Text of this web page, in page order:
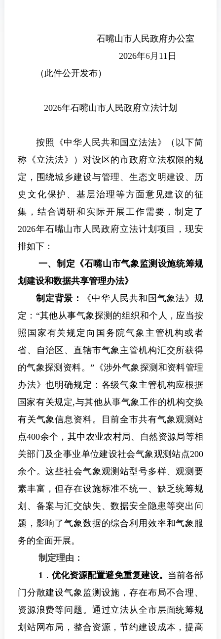
石嘴山市人民政府办公室
2026年6月 11日
（此件公开发布）
2026年石嘴山市人民政府立法计划
按照《中华人民共和国立法法》（以下简
称《立法法》）对设区的市政府立法权限的规
定，围绕城乡建设与管理、生态文明建设、历
史文化保护、基层治理等方面意见建议的征
集，结合调研和实际开展工作需要，制定了
2026年石嘴山市人民政府立法计划项目，现安
排如下：
一、制定《石嘴山市气象监测设施统筹规
划建设和数据共享管理办法》
制定背景：
《中华人民共和国气象法》规
定：“其他从事气象探测的组织和个人，应当按
照国家有关规定向国务院气象主管机构或者
省、自治区、直辖市气象主管机构汇交所获得
的气象探测资料。”《涉外气象探测和资料管理
办法》也明确规定：各级气象主管机构应根据
国家有关规定,与其他从事气象工作的机构交换
有关气象信息资料。目前全市共有气象观测站
点400余个，其中农业农村局、自然资源局等相
关部门及企事业单位建设社会气象观测站点200
余个。这些社会气象观测站型号多样、观测要
素丰富，但存在设施标准不统一、缺乏统筹规
划、备案与汇交缺失、数据安全隐患等突出问
题，影响了气象数据的综合利用效率和气象服
务的全面开展。
制定理由：
1 ． 优化资源配置避免重复建设。 当前各部
门分散建设气象监测设施，存在布局不合理、
资源浪费等问题。通过立法从全市层面统筹规
划站网布局，整合资源，节约建设成本，提高